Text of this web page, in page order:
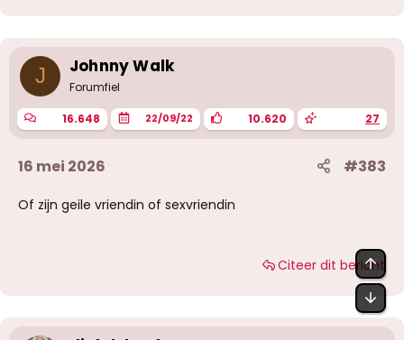
J Johnny Walk
Forumfiel
16.648 22/09/22 10.620 27
16 mei 2026 #383
Of zijn geile vriendin of sexvriendin
Citeer dit bericht